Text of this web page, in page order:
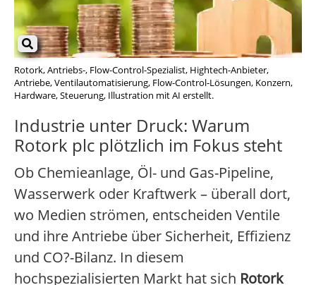
Rotork, Antriebs-, Flow-Control-Spezialist, Hightech-Anbieter,
Antriebe, Ventilautomatisierung, Flow-Control-Lösungen, Konzern,
Hardware, Steuerung, Illustration mit AI erstellt.
Industrie unter Druck: Warum
Rotork plc plötzlich im Fokus steht
Ob Chemieanlage, Öl- und Gas-Pipeline,
Wasserwerk oder Kraftwerk – überall dort,
wo Medien strömen, entscheiden Ventile
und ihre Antriebe über Sicherheit, Effizienz
und CO?-Bilanz. In diesem
hochspezialisierten Markt hat sich Rotork